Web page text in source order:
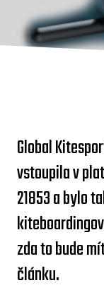
Global
vstoupila v
21853 a bylo
zda to bude
článku.